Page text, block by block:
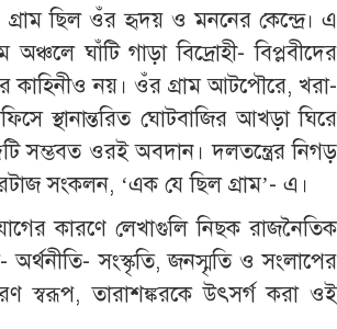
গ্রাম ছিল ওঁর হৃদয় ও মননের কেন্দ্রে। এ
ঘাঁটি গাড়া বিদ্রোহী- বিপ্লবীদের
কাহিনীও নয়। ওঁর গ্রাম আটপৌরে, খরা-
স্থানান্তরিত ঘোটবাজির আখড়া ঘিরে
সম্ভবত ওরই অবদান। দলতন্ত্রের নিগড়
সংকলন, ‘এক যে ছিল গ্রাম’- এ।
কারণে লেখাগুলি নিছক রাজনৈতিক
অর্থনীতি- সংস্কৃতি, জনস্মৃতি ও সংলাপের
স্বরূপ, তারাশঙ্করকে উৎসর্গ করা ওই